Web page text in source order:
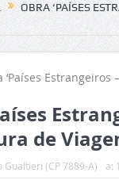
OBRA ‘PAÍSES
de
Gualtieri (CP 7889-A) a: